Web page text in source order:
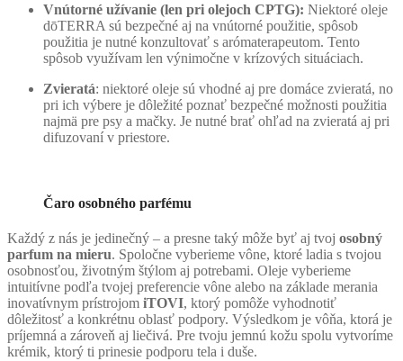
Vnútorné užívanie (len pri olejoch CPTG): Niektoré oleje
dōTERRA sú bezpečné aj na vnútorné použitie, spôsob
použitia je nutné konzultovať s arómaterapeutom. Tento
spôsob využívam len výnimočne v krízových situáciach.
Zvieratá: niektoré oleje sú vhodné aj pre domáce zvieratá, no
pri ich výbere je dôležité poznať bezpečné možnosti použitia
najmä pre psy a mačky. Je nutné brať ohľad na zvieratá aj pri
difuzovaní v priestore.
Čaro osobného parfému
Každý z nás je jedinečný – a presne taký môže byť aj tvoj osobný
parfum na mieru. Spoločne vyberieme vône, ktoré ladia s tvojou
osobnosťou, životným štýlom aj potrebami. Oleje vyberieme
intuitívne podľa tvojej preferencie vône alebo na základe merania
inovatívnym prístrojom iTOVI, ktorý pomôže vyhodnotiť
dôležitosť a konkrétnu oblasť podpory. Výsledkom je vôňa, ktorá je
príjemná a zároveň aj liečivá. Pre tvoju jemnú kožu spolu vytvoríme
krémik, ktorý ti prinesie podporu tela i duše.